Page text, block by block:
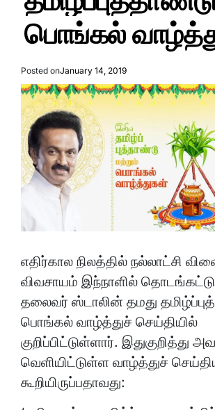
பொங்கல்
Posted onJanuary 14, 2019
எதிர்கால நிலத்தில் நல்லாட்சி
விவசாயம் இந்நாளில்
தலைவர் ஸ்டாலின் தமது
பொங்கல் வாழ்த்துச் செய்தியில்
குறிப்பிட்டுள்ளார். இதுகுறித்து
வெளியிட்டுள்ள வாழ்த்துச்
கூறியிருப்பதாவது: